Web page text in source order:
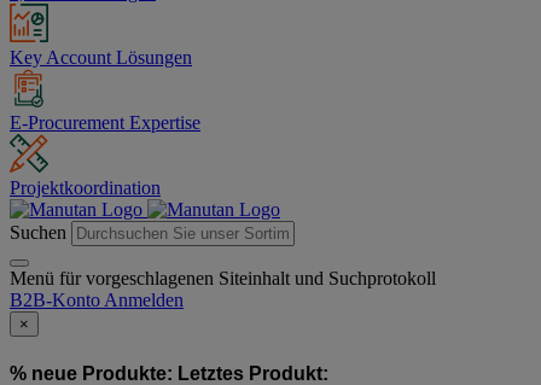
Key Account Lösungen
E-Procurement Expertise
Projektkoordination
Suchen
Menü für vorgeschlagenen Siteinhalt und Suchprotokoll
B2B-Konto Anmelden
×
% neue Produkte: Letztes Produkt: